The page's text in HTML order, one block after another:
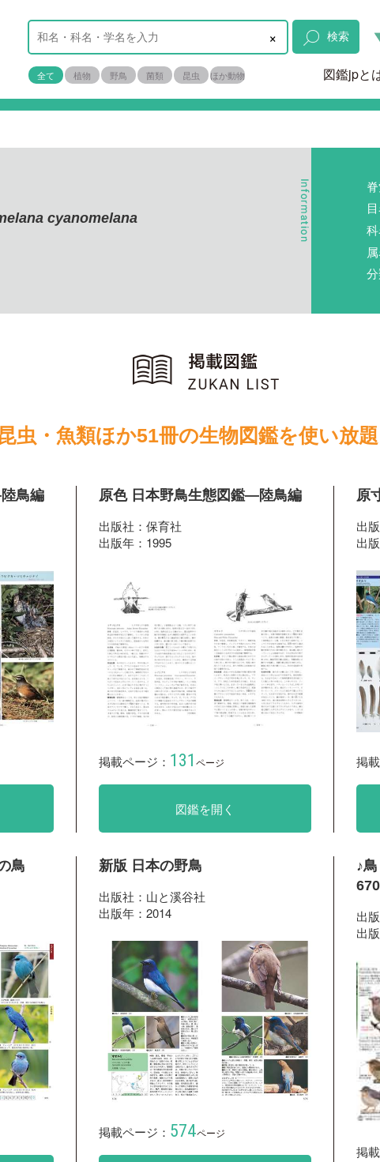
× 検索
全て 植物 野鳥 菌類 昆虫 ほか動物 図鑑jpと
cyanomelana
科
虫・魚類ほか51冊の生物図鑑を使い放題
鳥編 原色 日本野鳥生態図鑑―陸鳥編
出版社：保育社
出版年：1995
掲載ページ： 131 ページ
図鑑を開く
原
出
出
掲
鳥 新版 日本の野鳥
出版社：山と溪谷社
出版年：2014
掲載ページ： 574ページ
♪
出
出
掲